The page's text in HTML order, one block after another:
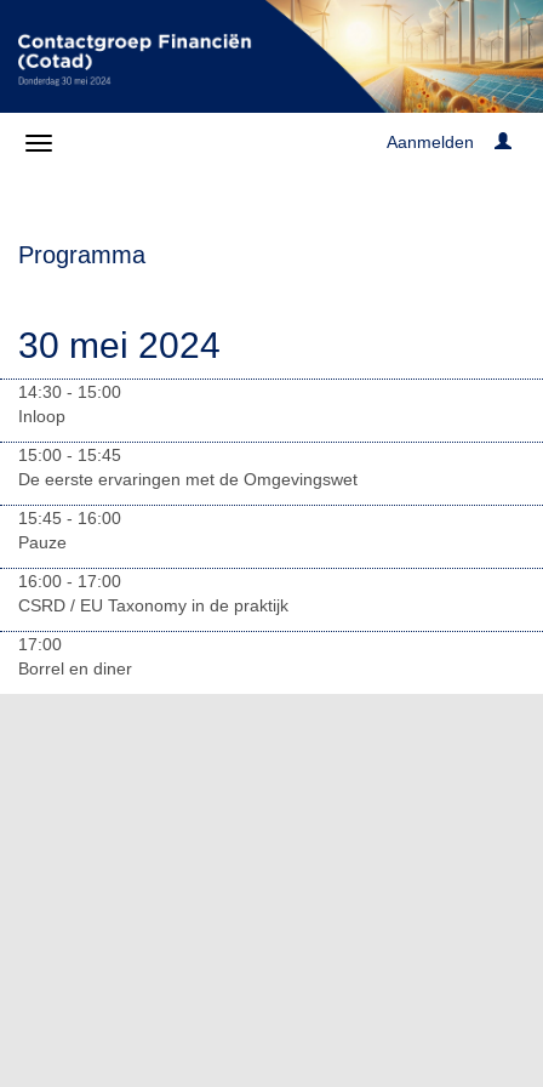
Aanmelden
Programma
30 mei 2024
14:30 - 15:00
Inloop
15:00 - 15:45
De eerste ervaringen met de Omgevingswet
15:45 - 16:00
Pauze
16:00 - 17:00
CSRD / EU Taxonomy in de praktijk
17:00
Borrel en diner